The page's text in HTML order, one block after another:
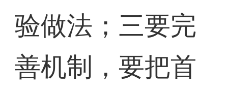
验做法；三要完
善机制，要把首